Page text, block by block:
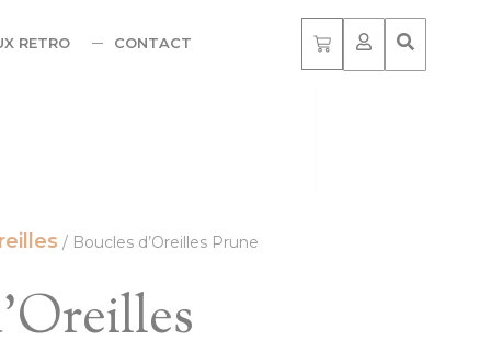
RETRO CONTACT
/ Boucles d’Oreilles Prune